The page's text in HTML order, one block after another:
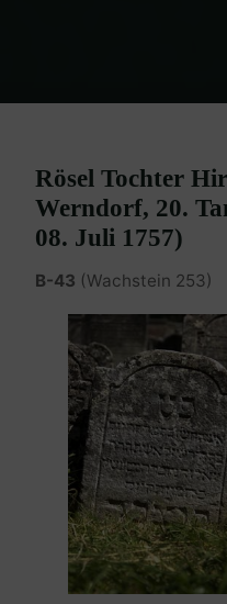
Rösel Tochter
Werndorf, 20.
08. Juli 1757)
B-43 (Wachstein 253)